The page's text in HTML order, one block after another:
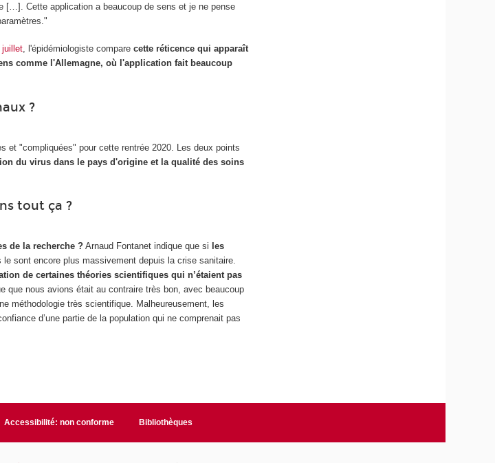
[…]. Cette application a beaucoup de sens et je ne pense
juillet, l'épidémiologiste comparecette réticence qui apparaît
comme l'Allemagne, où l'application fait beaucoup
?
et "compliquées" pour cette rentrée 2020. Les deux points
du virus dans le pays d'origine et la qualité des soins
tout ça ?
de la recherche ? Arnaud Fontanet indique que si les
sont encore plus massivement depuis la crise sanitaire.
de certaines théories scientifiques qui n’étaient pas
que nous avions était au contraire très bon, avec beaucoup
méthodologie très scientifique. Malheureusement, les
d’une partie de la population qui ne comprenait pas
Accessibilité: non conforme Bibliothèques